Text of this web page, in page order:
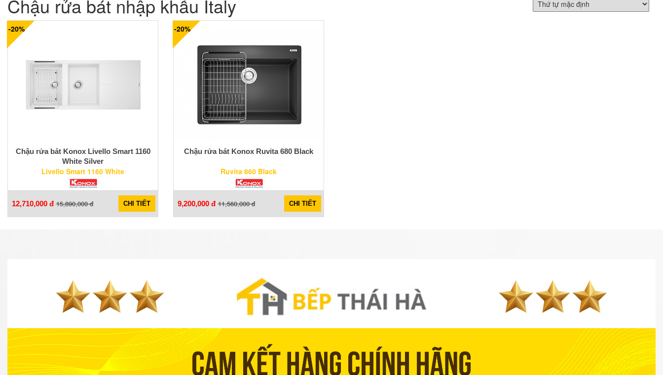
Chậu rửa bát nhập khẩu Italy
-20%
Chậu rửa bát Konox Livello Smart 1160
White Silver
Livello Smart 1160 White
12,710,000 đ 15,890,000 đ CHI TIẾT
-20%
Chậu rửa bát Konox Ruvita 680 Black
Ruvita 860 Black
9,200,000 đ 11,560,000 đ CHI TIẾT